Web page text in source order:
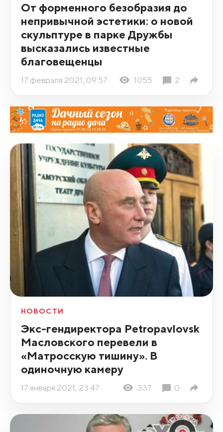
От форменного безобразия до
непривычной эстетики: о новой
скульптуре в парке Дружбы
высказались известные
благовещенцы
17 февраля 2021, 09:57 1055 2
НОВОСТИ
Экс-гендиректора Petropavlovsk
Масловского перевели в
«Матросскую тишину». В
одиночную камеру
17 января 2021, 23:47 337 0